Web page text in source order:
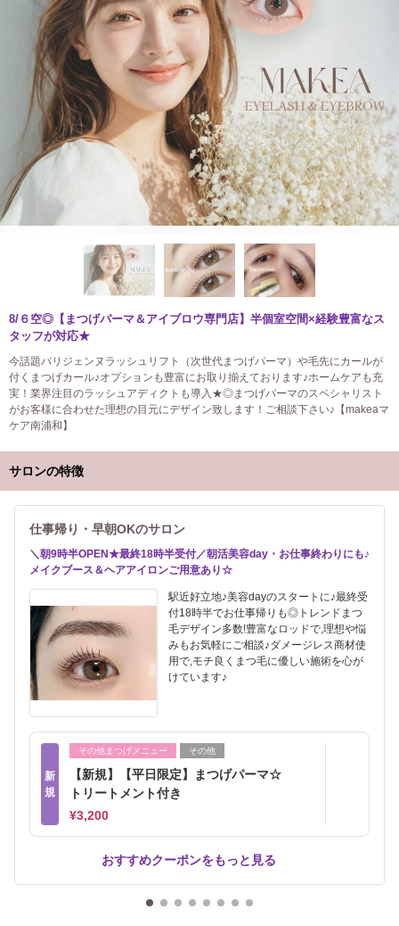
8/６空◎【まつげパーマ＆アイブロウ専門店】半個室空間×経験豊富なス
タッフが対応★
今話題パリジェンヌラッシュリフト（次世代まつげパーマ）や毛先にカールが
付くまつげカール♪オプションも豊富にお取り揃えております♪ホームケアも充
実！業界注目のラッシュアディクトも導入★◎まつげパーマのスペシャリスト
がお客様に合わせた理想の目元にデザイン致します！ご相談下さい♪【makeaマ
ケア南浦和】
サロンの特徴
仕事帰り・早朝OKのサロン
＼朝9時半OPEN★最終18時半受付／朝活美容day・お仕事終わりにも♪
メイクブース＆ヘアアイロンご用意あり☆
駅近好立地♪美容dayのスタートに♪最終受
付18時半でお仕事帰りも◎トレンドまつ
毛デザイン多数!豊富なロッドで,理想や悩
みもお気軽にご相談♪ダメージレス商材使
用で,モチ良くまつ毛に優しい施術を心が
けています♪
新
規
その他まつげメニュー その他
【新規】【平日限定】まつげパーマ☆
トリートメント付き
¥3,200
おすすめクーポンをもっと見る